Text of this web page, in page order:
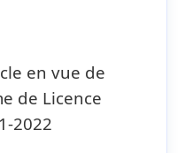
en vue de
de Licence
2022